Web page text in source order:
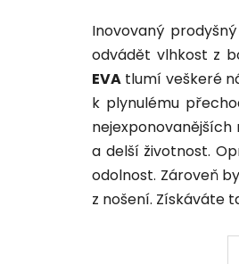
Inovovaný
odvádět vlhkost z
EVA tlumí veškeré
k plynulému
a delší životnost.
odolnost. Zároveň
z nošení. Získáváte